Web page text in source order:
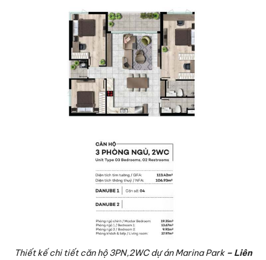
Thiết kế chi tiết căn hộ 3PN,2WC dự án Marina Park – Liên